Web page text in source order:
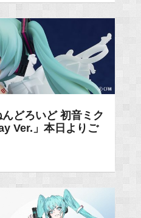
んどろいど 初音ミク
Ver.」本日よりご